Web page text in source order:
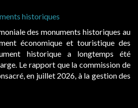
monuments historiques au
et touristique des
a longtemps été
que la commission de
juillet 2026, à la gestion des
également
public,